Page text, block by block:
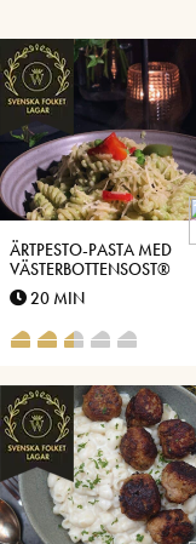
ÄRTPESTO-PASTA MED
VÄSTERBOTTENSOST®
20 MIN